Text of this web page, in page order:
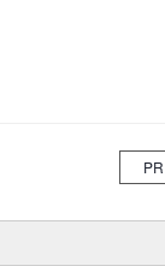
PR